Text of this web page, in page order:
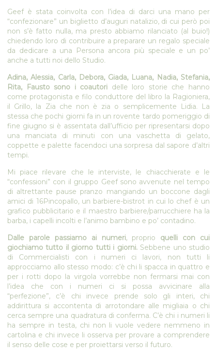
Geef è stata coinvolta con l’idea di darci una mano per
“confezionare” un biglietto d’auguri natalizio, di cui però poi
non s’è fatto nulla, ma presto abbiamo rilanciato (al buio!)
chiedendo loro di contribuire a preparare un regalo speciale
da dedicare a una Persona ancora più speciale e un po’
anche a tutti noi dello Studio.
Adina, Alessia, Carla, Debora, Giada, Luana, Nadia, Stefania,
Rita, Fausto sono i coautori delle loro storie che hanno
come protagonista e filo conduttore del libro la Ragioniera,
il Grillo, la Zia che non è zia o semplicemente Lidia. La
stessa che pochi giorni fa in un rovente tardo pomeriggio di
fine giugno si è assentata dall’ufficio per ripresentarsi dopo
una manciata di minuti con una vaschetta di gelato,
coppette e palette facendoci una sorpresa dal sapore d’altri
tempi.
Mi piace rilevare che le interviste, le chiacchierate e le
“confessioni” con il gruppo Geef sono avvenute nel tempo
di altrettante pause pranzo mangiando un boccone dagli
amici di 16Pincopallo, un barbiere-bistrot in cui lo chef è un
grafico pubblicitario e il maestro barbiere/parrucchiere ha la
barba, i capelli incolti e l’animo bambino e po’ contadino.
Dalle parole passiamo ai numeri, proprio quelli con cui
giochiamo tutto il giorno tutti i giorni.Sebbene uno studio
di Commercialisti con i numeri ci lavori, non tutti li
approcciamo allo stesso modo: c’è chi li spacca in quattro e
per i rotti dopo la virgola vorrebbe non fermarsi mai con
l’idea che con i numeri ci si possa avvicinare alla
“perfezione”, c’è chi invece prende solo gli interi, chi
addirittura si accontenta di arrotondare alle migliaia o chi
cerca sempre una quadratura di conferma. C’è chi i numeri li
ha sempre in testa, chi non li vuole vedere nemmeno in
cartolina e chi invece li osserva per provare a comprendere
il senso delle cose e per proiettarsi verso il futuro.